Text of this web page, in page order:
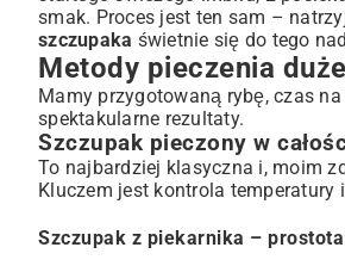
smak. Proces jest ten sam –
szczupaka świetnie się do tego
Metody pieczenia
Mamy przygotowaną rybę, czas
spektakularne rezultaty.
Szczupak pieczony w
To najbardziej klasyczna i, moim
Kluczem jest kontrola temperatury
Szczupak z piekarnika –